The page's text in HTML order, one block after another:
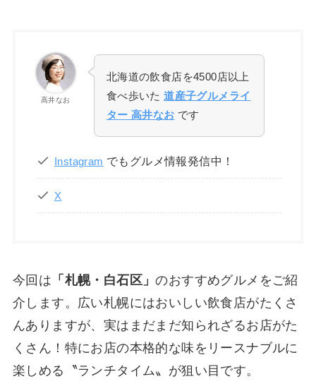
高井なお
北海道の飲食店を4500店以上
食べ歩いた道産子グルメライ
ター 高井なお です
Instagram でもグルメ情報発信中！
X
今回は 「札幌・白石区」のおすすめグルメをご紹
介します。広い札幌にはおいしい飲食店がたくさ
んありますが、実はまだまだ知られざるお店がた
くさん！特にお店の本格的な味をリースナブルに
楽しめる〝ランチタイム〟が狙い目です。